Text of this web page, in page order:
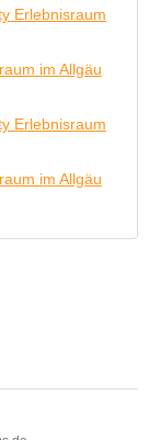
Erlebnisraum
im Allgäu
Erlebnisraum
im Allgäu